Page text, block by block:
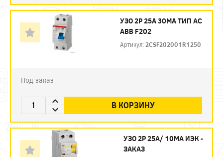
УЗО 2P 25А 30МА ТИП AC
ABB F202
Артикул: 2CSF202001R1250
Под заказ
В КОРЗИНУ
УЗО 2P 25А/ 10МА ИЭК -
ЗАКАЗ